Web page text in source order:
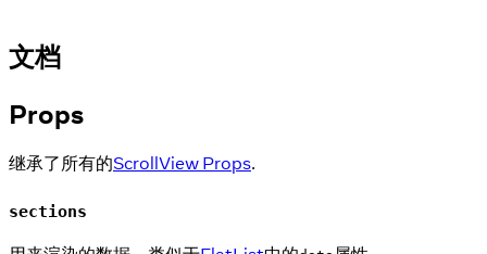
文档
Props
继承了所有的ScrollView Props.
sections